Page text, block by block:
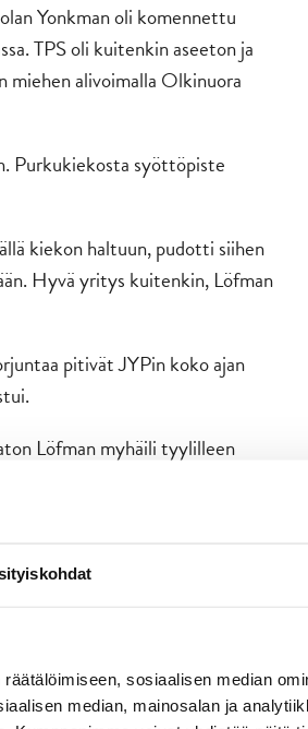
sosiaalisen median
median, mainosalan ja
Yonkman oli komennettu
TPS oli kuitenkin aseeton ja
miehen alivoimalla Olkinuora
Purkukiekosta syöttöpiste
kiekon haltuun, pudotti siihen
Hyvä yritys kuitenkin, Löfman
pitivät JYPin koko ajan
Löfman myhäili tyylilleen
TPS laukoi 61 kertaa,
maalipaikat kuitenkin
liikaa jäähyjä, mutta alivoima
pelattiin tosi järkevästi